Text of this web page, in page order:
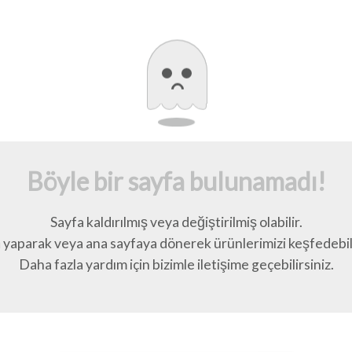
Böyle bir sayfa bulunamadı!
Sayfa kaldırılmış veya değiştirilmiş olabilir.
yaparak veya ana sayfaya dönerek ürünlerimizi
Daha fazla yardım için bizimle iletişime geçebilirsiniz.